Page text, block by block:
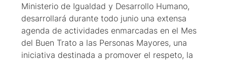
Ministerio de Igualdad y Desarrollo Humano,
desarrollará durante todo junio una extensa
agenda de actividades enmarcadas en el Mes
del Buen Trato a las Personas Mayores, una
iniciativa destinada a promover el respeto, la